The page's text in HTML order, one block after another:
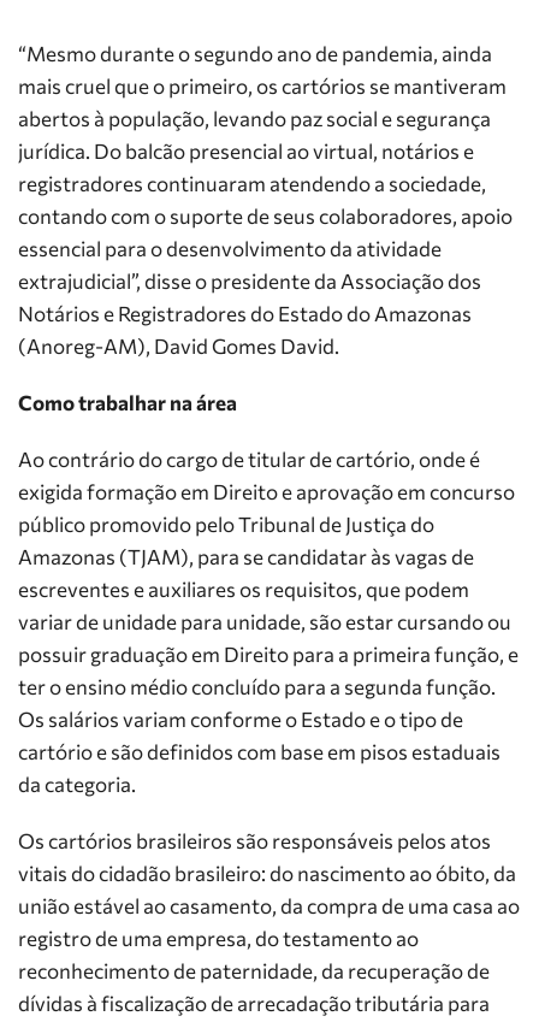
“Mesmo durante o segundo ano de pandemia, ainda
mais cruel que o primeiro, os cartórios se mantiveram
abertos à população, levando paz social e segurança
jurídica. Do balcão presencial ao virtual, notários e
registradores continuaram atendendo a sociedade,
contando com o suporte de seus colaboradores, apoio
essencial para o desenvolvimento da atividade
extrajudicial”, disse o presidente da Associação dos
Notários e Registradores do Estado do Amazonas
(Anoreg-AM), David Gomes David.
Como trabalhar na área
Ao contrário do cargo de titular de cartório, onde é
exigida formação em Direito e aprovação em concurso
público promovido pelo Tribunal de Justiça do
Amazonas (TJAM), para se candidatar às vagas de
escreventes e auxiliares os requisitos, que podem
variar de unidade para unidade, são estar cursando ou
possuir graduação em Direito para a primeira função, e
ter o ensino médio concluído para a segunda função.
Os salários variam conforme o Estado e o tipo de
cartório e são definidos com base em pisos estaduais
da categoria.
Os cartórios brasileiros são responsáveis pelos atos
vitais do cidadão brasileiro: do nascimento ao óbito, da
união estável ao casamento, da compra de uma casa ao
registro de uma empresa, do testamento ao
reconhecimento de paternidade, da recuperação de
dívidas à fiscalização de arrecadação tributária para